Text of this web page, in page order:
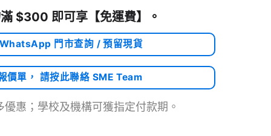
$300 即可享【免運費】 。
門市查詢 / 預留現貨
價單， 請按此聯絡 SME Team
惠；學校及機構可獲指定付款期。